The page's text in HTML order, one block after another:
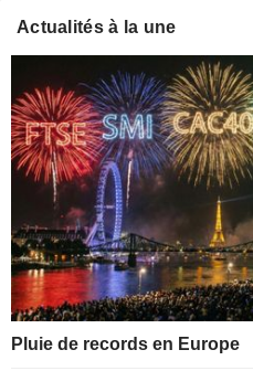
Actualités à la une
Pluie de records en Europe